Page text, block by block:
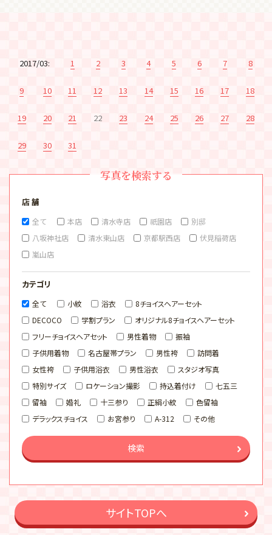
2017/03: 1 2 3 4 5 6 7 8
9 10 11 12 13 14 15 16 17 18
19 20 21 22 23 24 25 26 27 28
29 30 31
写真を検索する
店 舗
全て 本店 清水寺店 祇園店
別邸
八坂神社店
清水東山店 京都駅西店
伏見稲荷店
嵐山店
カテゴリ
全て 小紋 浴衣
8チョイスヘアーセット
DECOCO
学割プラン
オリジナル8チョイスヘアーセット
フリーチョイスヘアセット
男性着物
振袖
子供用着物
名古屋帯プラン 男性袴
訪問着
女性袴
子供用浴衣 男性浴衣
スタジオ写真
特別サイズ
ロケーション撮影 持込着付け
七五三
留袖
婚礼 十三参り 正絹小紋
色留袖
デラックスチョイス
お宮参り A-312 その他
検索
サイトTOPへ